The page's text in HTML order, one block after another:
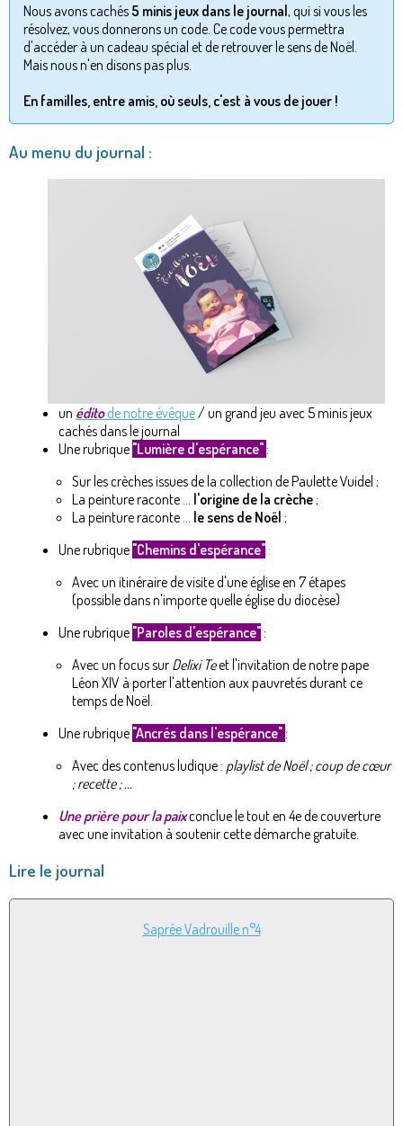
Nous avons cachés 5 minis jeux dans le journal, qui si vous les
résolvez, vous donnerons un code. Ce code vous permettra
d'accéder à un cadeau spécial et de retrouver le sens de Noël.
Mais nous n'en disons pas plus.
En familles, entre amis, où seuls, c'est à vous de jouer !
Au menu du journal :
un édito de notre évêque/ un grand jeu avec 5 minis jeux
cachés dans le journal
Une rubrique "Lumière d'espérance" :
Sur les crèches issues de la collection de Paulette Vuidel ;
La peinture raconte ... l'origine de la crèche;
La peinture raconte ... le sens de Noël ;
Une rubrique "Chemins d'espérance" :
Avec un itinéraire de visite d'une église en 7 étapes
(possible dans n'importe quelle église du diocèse)
Une rubrique "Paroles d'espérance" :
Avec un focus sur Delixi Teet l'invitation de notre pape
Léon XIV à porter l'attention aux pauvretés durant ce
temps de Noël.
Une rubrique "Ancrés dans l'espérance" :
Avec des contenus ludique : playlist de Noël ; coup de cœur
; recette ; ...
Une prière pour la paixconclue le tout en 4e de couverture
avec une invitation à soutenir cette démarche gratuite.
Lire le journal
Saprée Vadrouille n°4